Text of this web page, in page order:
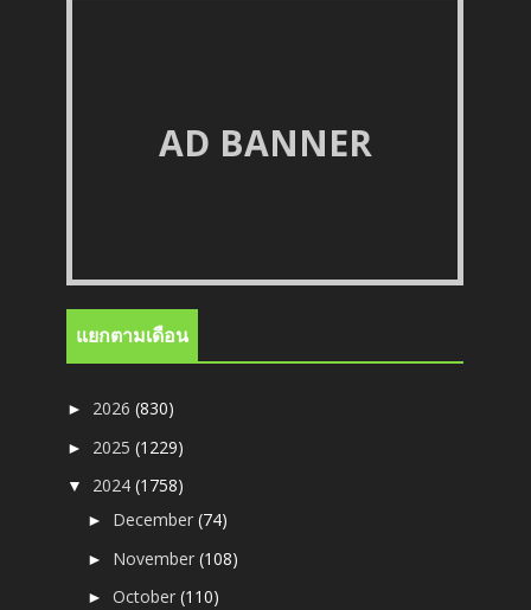
AD BANNER
แยกตามเดือน
► 2026(830)
► 2025(1229)
▼ 2024(1758)
► December(74)
► November(108)
►October(110)